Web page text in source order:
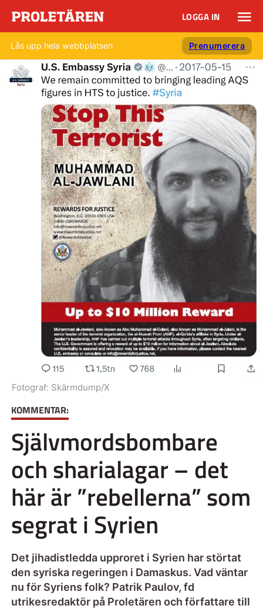
LOGGA IN
Lås upp hela webbplatsen Prenumerera
KOMMENTAR:
Självmordsbombare
och sharialagar – det
här är ”rebellerna” som
segrat i Syrien
Det jihadistledda upproret i Syrien har störtat
den syriska regeringen i Damaskus. Vad väntar
nu för Syriens folk? Patrik Paulov, fd
utrikesredaktör på Proletären och författare till
Fotograf: Skärmdump/X